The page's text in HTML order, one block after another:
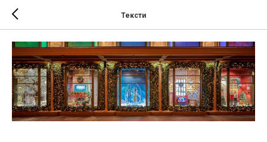
Тексти